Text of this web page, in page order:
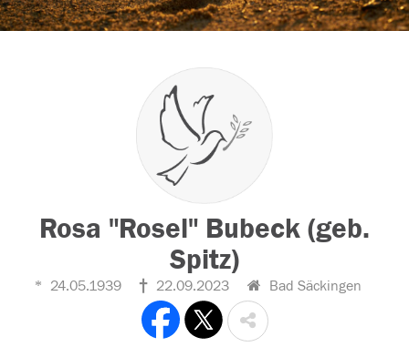
Rosa "Rosel" Bubeck (geb.
Spitz)
24.05.1939 22.09.2023 Bad Säckingen